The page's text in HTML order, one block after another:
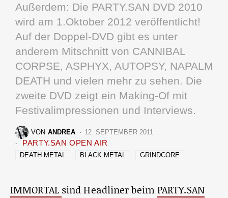
Außerdem: Die PARTY.SAN DVD 2010
wird am 1.Oktober 2012 veröffentlicht!
Auf der Doppel-DVD gibt es unter
anderem Mitschnitt von CANNIBAL
CORPSE, ASPHYX, AUTOPSY, NAPALM
DEATH und vielen mehr zu sehen. Die
zweite DVD zeigt ein Making-Of mit
Festivalimpressionen und Interviews.
VON ANDREA 12. SEPTEMBER 2011
PARTY.SAN OPEN AIR
DEATH METAL BLACK METAL GRINDCORE
IMMORTAL sind Headliner beimPARTY.SAN